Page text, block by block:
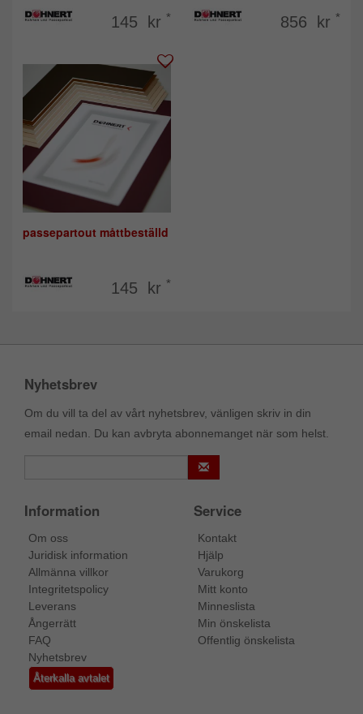
145 kr * 856 kr *
passepartout måttbeställd
145 kr *
Nyhetsbrev
Om du vill ta del av vårt nyhetsbrev, vänligen skriv in din
email nedan. Du kan avbryta abonnemanget när som helst.
Information
Om oss
Juridisk information
Allmänna villkor
Integritetspolicy
Leverans
Ångerrätt
FAQ
Nyhetsbrev
Återkalla avtalet
Service
Kontakt
Hjälp
Varukorg
Mitt konto
Minneslista
Min önskelista
Offentlig önskelista